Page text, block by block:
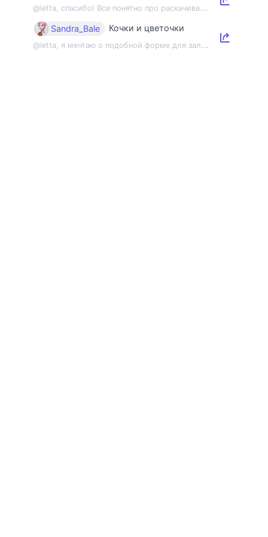
@
letta, спасибо! Все понятно про раскачивание пленэрной мышцы, но напомнить об э...
Sandra_Bale Кочки и цветочки
@
letta, я мечтаю о подобной форме для зала 😂